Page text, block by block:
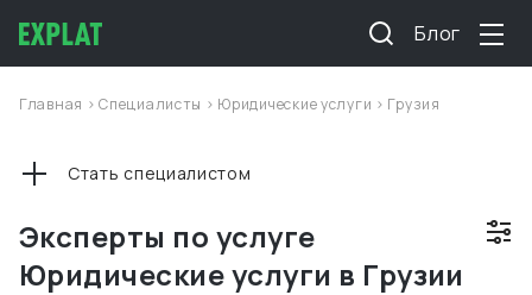
Блог
Главная >Специалисты > Юридические услуги > Грузия
Эксперты по услуге
Юридические услуги в Грузии
Стать специалистом